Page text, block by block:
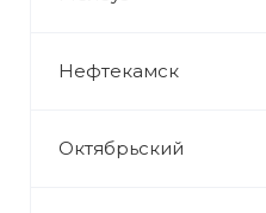
Нефтекамск
Октябрьский